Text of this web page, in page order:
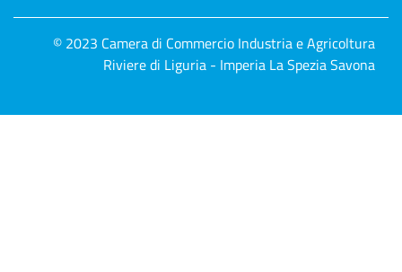
© 2023 Camera di Commercio Industria e Agricoltura
Riviere di Liguria - Imperia La Spezia Savona